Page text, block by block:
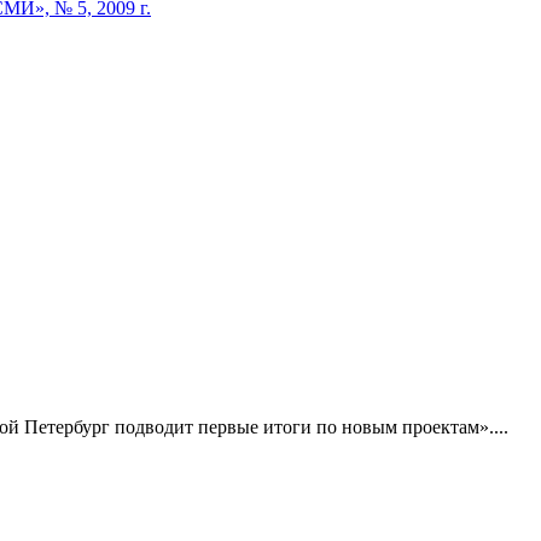
№ 5, 2009 г.
Петербург подводит первые итоги по новым проектам»....